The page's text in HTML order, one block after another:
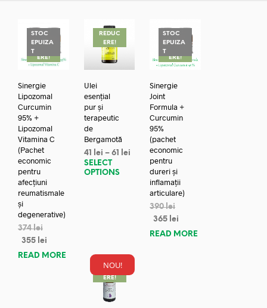
STOC
EPUIZA
TREDUC
ERE!
Sinergie
Lipozomal
Curcumin
95% +
Lipozomal
Vitamina C
(Pachet
economic
pentru
afecțiuni
reumatismale
și
degenerative)
374lei
355 lei
READ MORE
REDUC
ERE!
Ulei
esențial
pur și
terapeutic
de
Bergamotă
41 lei – 61
lei
SELECT
OPTIONS
STOC
EPUIZA
TREDUC
ERE!
Sinergie
Joint
Formula +
Curcumin
95%
(pachet
economic
pentru
dureri și
inflamații
articulare)
390lei
365 lei
READ MORE
NOU!
REDUC
ERE!